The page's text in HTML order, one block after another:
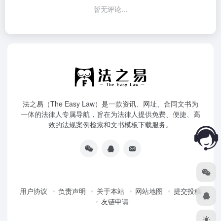
暂无评论...
法之易（The Easy Law）是一款资讯、网址、合同文书为
一体的法律人专属导航，旨在为法律人提供免费、便捷、高
效的法规案例检索和文书模板下载服务。
用户协议 负责声明 关于本站 网站地图
提交投稿
友链申请